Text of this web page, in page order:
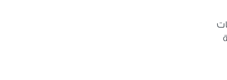
التأمينات